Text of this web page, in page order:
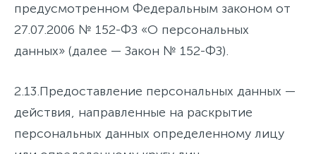
предусмотренном Федеральным законом от
27.07.2006 № 152-ФЗ «О персональных
данных» (далее — Закон № 152-ФЗ).
2.13.Предоставление персональных данных —
действия, направленные на раскрытие
персональных данных определенному лицу